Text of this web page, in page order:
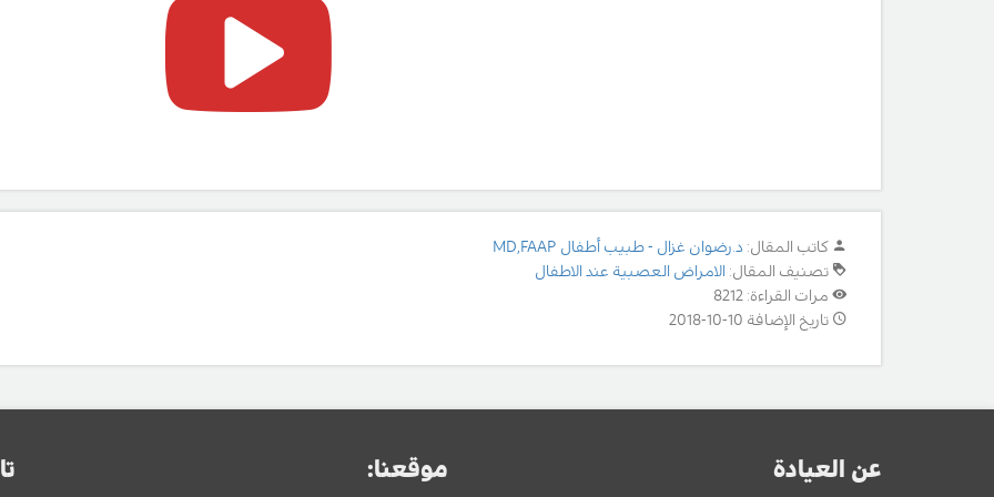
كاتب المقال: د.رضوان غزال - طبيب أطفال MD,FAAP
تصنيف المقال: الامراض العصبية عند الاطفال
مرات القراءة: 8212
تاريخ الإضافة 10-10-2018
عن العيادة موقعنا: